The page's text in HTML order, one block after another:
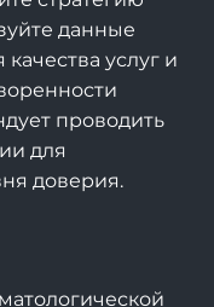
данные
услуг и
проводить
для
доверия.